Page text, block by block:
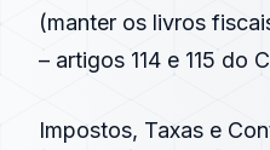
(manter os livros
– artigos 114 e 115 do
Impostos, Taxas e